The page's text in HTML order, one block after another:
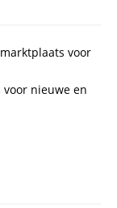
voor
nieuwe en